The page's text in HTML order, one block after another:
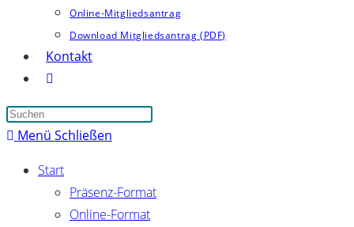
Online-Mitgliedsantrag
Download Mitgliedsantrag (PDF)
Kontakt
Website-
umschalten
Press
the
Menü Schließen
Start
Präsenz-Format
Online-Format